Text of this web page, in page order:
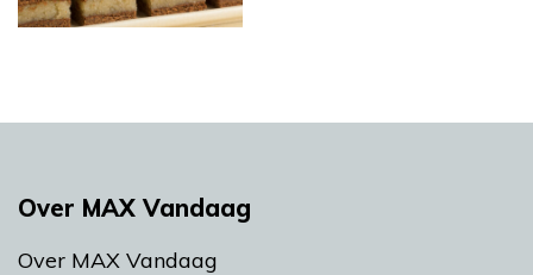
Over MAX Vandaag
Over MAX Vandaag